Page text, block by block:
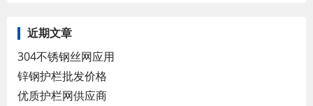
近期文章
304不锈钢丝网应用
锌钢护栏批发价格
优质护栏网供应商